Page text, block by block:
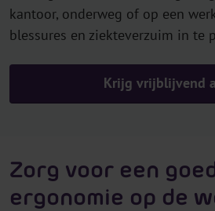
kantoor, onderweg of op een
blessures en ziekteverzuim in te
Krijg vrijblijvend
Zorg voor een
ergonomie op de